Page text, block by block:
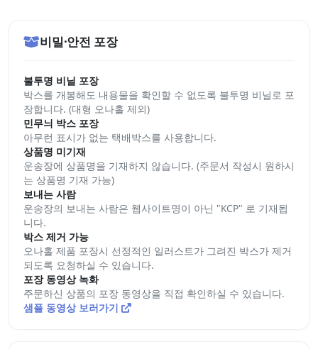
비밀·안전 포장
불투명 비닐 포장
박스를 개봉해도 내용물을 확인할 수 없도록 불투명 비닐로 포
장합니다. (대형 오나홀 제외)
민무늬 박스 포장
아무런 표시가 없는 택배박스를 사용합니다.
상품명 미기재
운송장에 상품명을 기재하지 않습니다. (주문서 작성시 원하시
는 상품명 기재 가능)
보내는 사람
운송장의 보내는 사람은 웹사이트명이 아닌 "KCP" 로 기재됩
니다.
박스 제거 가능
오나홀 제품 포장시 선정적인 일러스트가 그려진 박스가 제거
되도록 요청하실 수 있습니다.
포장 동영상 녹화
주문하신 상품의 포장 동영상을 직접 확인하실 수 있습니다.
샘플 동영상 보러가기